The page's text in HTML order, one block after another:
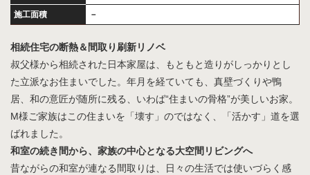
施工面積 －
相続住宅の断熱＆間取り刷新リノベ
叔父様から相続された日本家屋は、もともと造りがしっかりとし
た立派なお住まいでした。年月を経ていても、真壁づくりや鴨
居、和の意匠が随所に残る、いわば“住まいの骨格”が美しいお家。
M様ご家族はこの住まいを「壊す」のではなく、「活かす」道を選
ばれました。
和室の続き間から、家族の中心となる大空間リビングへ
昔ながらの和室が連なる間取りは、日々の生活では使いづらく感